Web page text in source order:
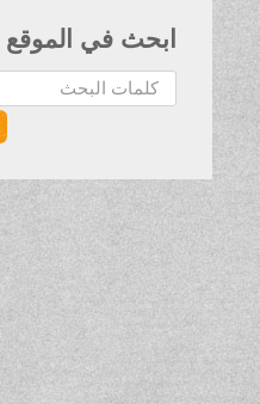
ابحث في الموقع
البحث...